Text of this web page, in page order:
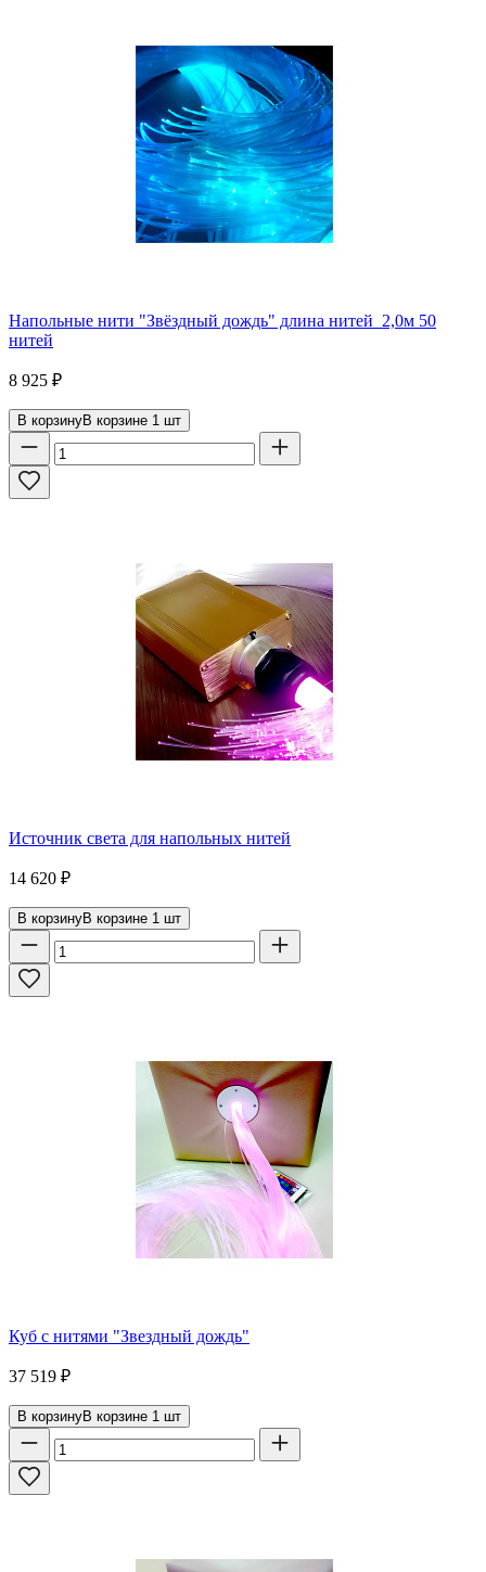
Напольные нити "Звёздный дождь" длина нитей 2,0м 50
нитей
8 925 ₽
В корзинуВ корзине 1 шт
Источник света для напольных нитей
14 620 ₽
В корзинуВ корзине 1 шт
Куб с нитями "Звездный дождь"
37 519 ₽
В корзинуВ корзине 1 шт